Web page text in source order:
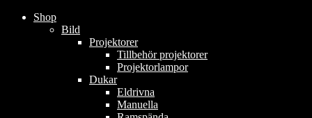
Shop
Bild
Projektorer
Tillbehör projektorer
Projektorlampor
Dukar
Eldrivna
Manuella